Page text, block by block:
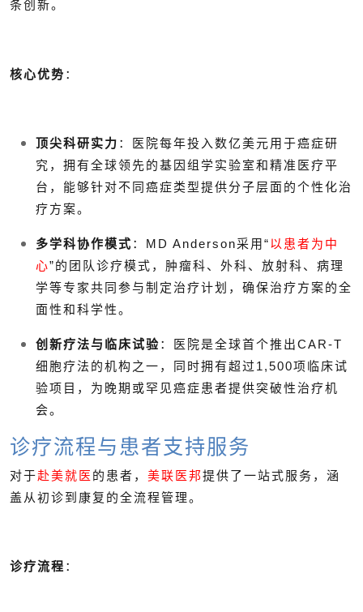
条创新。
核心优势 ：
顶尖科研实力 ：医院每年投入数亿美元用于癌症研
究，拥有全球领先的基因组学实验室和精准医疗平
台，能够针对不同癌症类型提供分子层面的个性化治
疗方案。
多学科协作模式 ：MD Anderson采用“以患者为中
心”的团队诊疗模式，肿瘤科、外科、放射科、病理
学等专家共同参与制定治疗计划，确保治疗方案的全
面性和科学性。
创新疗法与临床试验：医院是全球首个推出CAR-T
细胞疗法的机构之一，同时拥有超过1,500项临床试
验项目，为晚期或罕见癌症患者提供突破性治疗机
会。
诊疗流程与患者支持服务
对于赴美就医 的患者， 美联医邦提供了一站式服务，涵
盖从初诊到康复的全流程管理。
诊疗流程 ：